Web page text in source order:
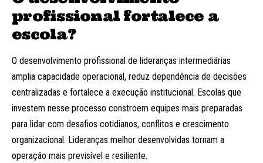
profissional fortalece a
escola?
O desenvolvimento profissional de lideranças intermediárias
amplia capacidade operacional, reduz dependência de decisões
centralizadas e fortalece a execução institucional. Escolas que
investem nesse processo constroem equipes mais preparadas
para lidar com desafios cotidianos, conflitos e crescimento
organizacional. Lideranças melhor desenvolvidas tornam a
operação mais previsível e resiliente.